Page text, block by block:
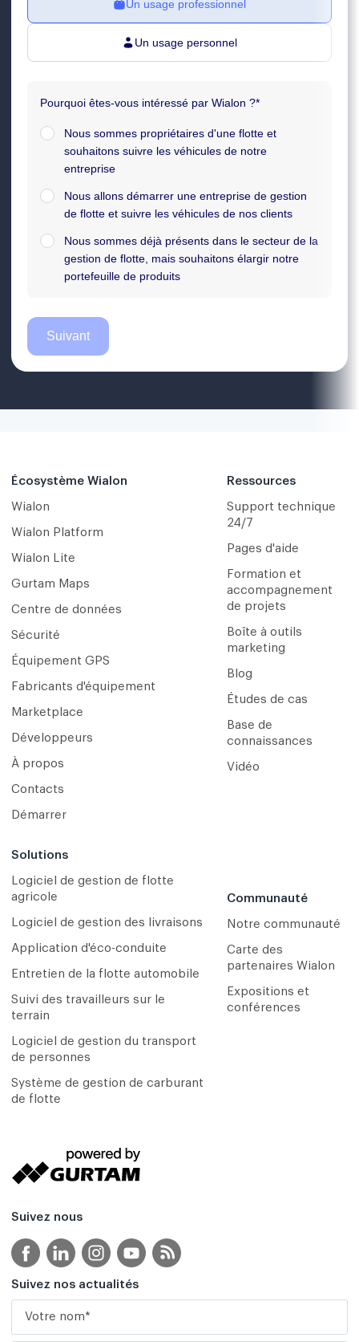
Écosystème Wialon
Wialon
Wialon Platform
Wialon Lite
Gurtam Maps
Centre de données
Sécurité
Équipement GPS
Fabricants d'équipement
Marketplace
Développeurs
À propos
Contacts
Démarrer
Solutions
Logiciel de gestion de flotte
agricole
Logiciel de gestion des livraisons
Application d'éco-conduite
Entretien de la flotte automobile
Suivi des travailleurs sur le
terrain
Logiciel de gestion du transport
de personnes
Système de gestion de carburant
de flotte
Ressources
Support technique
24/7
Pages d'aide
Formation et
accompagnement
de projets
Boîte à outils
marketing
Blog
Études de cas
Base de
connaissances
Vidéo
Communauté
Notre communauté
Carte des
partenaires Wialon
Expositions et
conférences
Suivez nous
Suivez nos actualités